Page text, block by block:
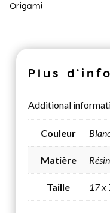
Origami
Plus
Additional
Couleur
Matière
Taille 17 x